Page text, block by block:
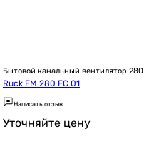
Бытовой канальный вентилятор 280
мм
Ruck EM 280 EC 01
Написать отзыв
Уточняйте цену